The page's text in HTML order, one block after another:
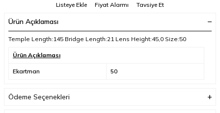
Listeye Ekle Fiyat Alarmı Tavsiye Et
Ürün Açıklaması
Temple Length:145 Bridge Length:21 Lens Height:45,0 Size:50
Ürün Açıklaması
Ekartman 50
Ödeme Seçenekleri